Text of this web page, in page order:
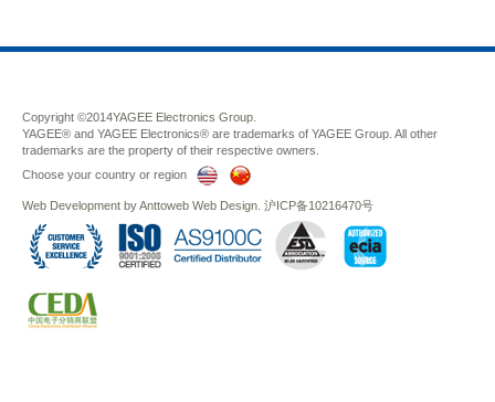
Copyright ©2014YAGEE Electronics Group.
YAGEE® and YAGEE Electronics® are trademarks of YAGEE Group. All other
trademarks are the property of their respective owners.
Choose your country or region
Web Development byAnttoweb Web Design 沪ICP备10216470号